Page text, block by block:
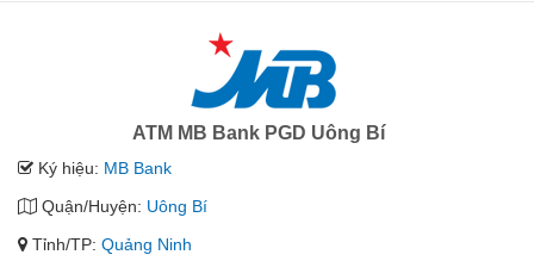
ATM MB Bank PGD Uông Bí
Ký hiệu: MB Bank
Quận/Huyện: Uông Bí
Tỉnh/TP: Quảng Ninh